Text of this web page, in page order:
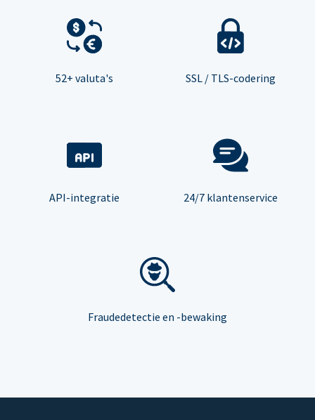
52+ valuta's SSL / TLS-codering
API-integratie 24/7 klantenservice
Fraudedetectie en -bewaking